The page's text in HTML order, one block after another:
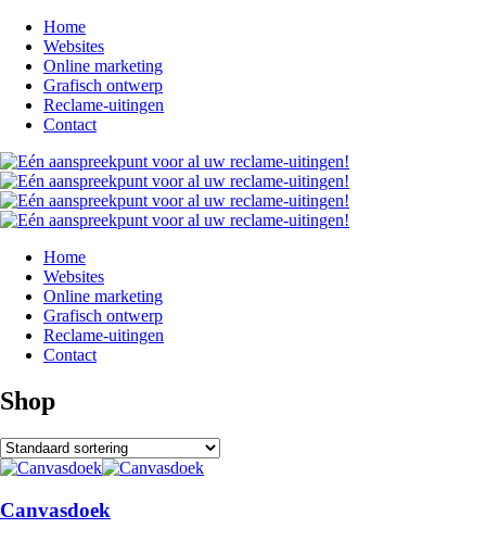
Home
Websites
Online marketing
Grafisch ontwerp
Reclame-uitingen
Contact
Home
Websites
Online marketing
Grafisch ontwerp
Reclame-uitingen
Contact
Shop
Canvasdoek